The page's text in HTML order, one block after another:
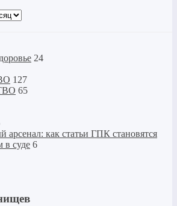
24
127
65
арсенал: как статьи ГПК становятся
в суде 6